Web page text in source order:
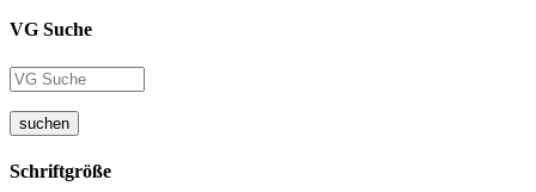
VG Suche
suchen
Schriftgröße